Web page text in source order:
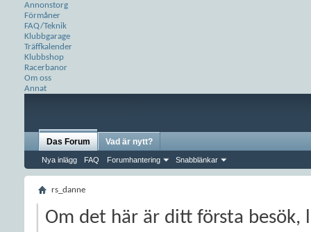
Annonstorg
Förmåner
FAQ/Teknik
Klubbgarage
Träffkalender
Klubbshop
Racerbanor
Om oss
Annat
Das Forum
Nya inlägg FAQ Forumhantering Snabblänkar
Vad är nytt?
rs_danne
Om det här är ditt första besök,